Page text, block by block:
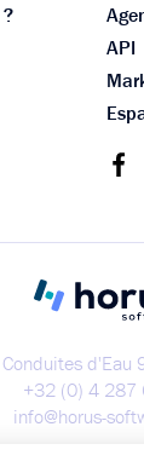
API
d'Eau
+32 (0) 4 287
info@horus-